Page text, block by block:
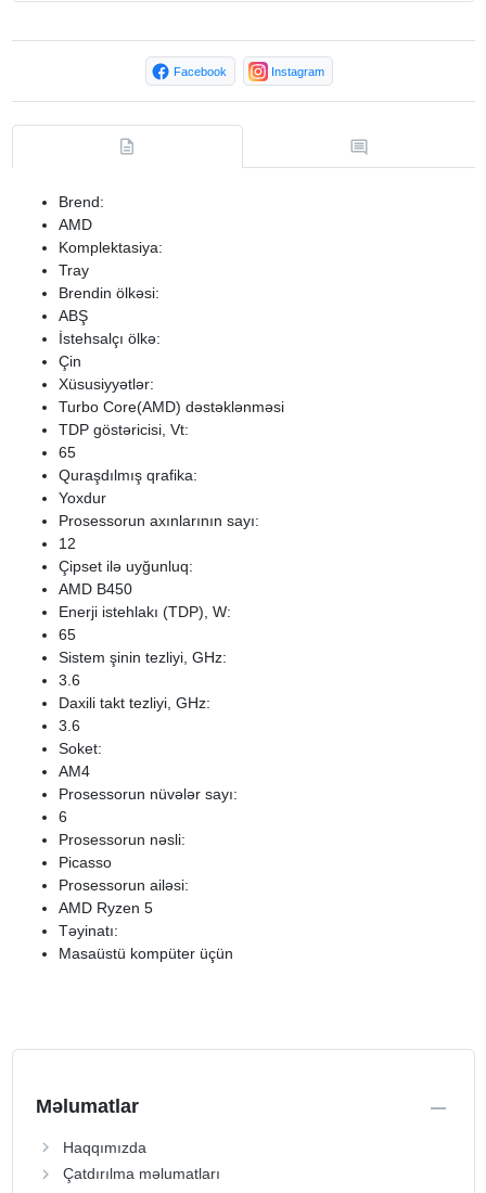
Facebook Instagram
Brend:
AMD
Komplektasiya:
Tray
Brendin ölkəsi:
ABŞ
İstehsalçı ölkə:
Çin
Xüsusiyyətlər:
Turbo Core(AMD) dəstəklənməsi
TDP göstəricisi, Vt:
65
Quraşdılmış qrafika:
Yoxdur
Prosessorun axınlarının sayı:
12
Çipset ilə uyğunluq:
AMD B450
Enerji istehlakı (TDP), W:
65
Sistem şinin tezliyi, GHz:
3.6
Daxili takt tezliyi, GHz:
3.6
Soket:
AM4
Prosessorun nüvələr sayı:
6
Prosessorun nəsli:
Picasso
Prosessorun ailəsi:
AMD Ryzen 5
Təyinatı:
Masaüstü kompüter üçün
Məlumatlar
Haqqımızda
Çatdırılma məlumatları